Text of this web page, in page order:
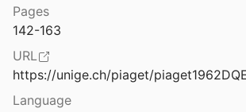
braquage des voitures
cannage
Pages
142-163
URL
https://unige.ch/piaget/
Language